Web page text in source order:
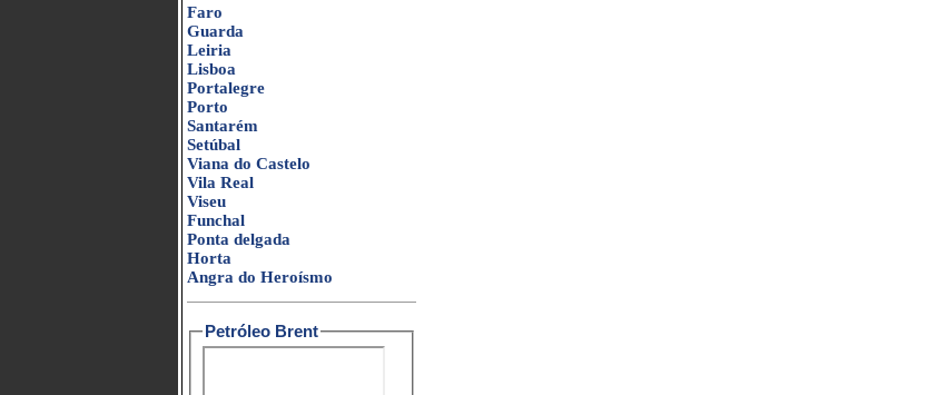
Faro
Guarda
Leiria
Lisboa
Portalegre
Porto
Santarém
Setúbal
Viana do Castelo
Vila Real
Viseu
Funchal
Ponta delgada
Horta
Angra do Heroísmo
Petróleo Brent